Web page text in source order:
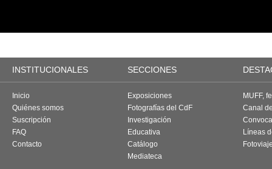
INSTITUCIONALES SECCIONES
Inicio
Quiénes somos
Suscripción
FAQ
Contacto
Exposiciones
Fotografías del CdF
Investigación
Educativa
Catálogo
Mediateca
MUFF,
Canal
Líneas